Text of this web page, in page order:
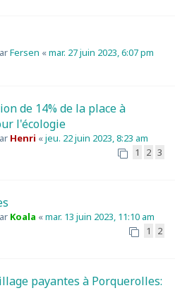
Fersen «mar. 27 juin 2023, 6:07 pm
de 14% de la place à
l'écologie
Henri «jeu. 22 juin 2023, 8:23 am
1 2 3
Koala «mar. 13 juin 2023, 11:10 am
1 2
payantes à Porquerolles: